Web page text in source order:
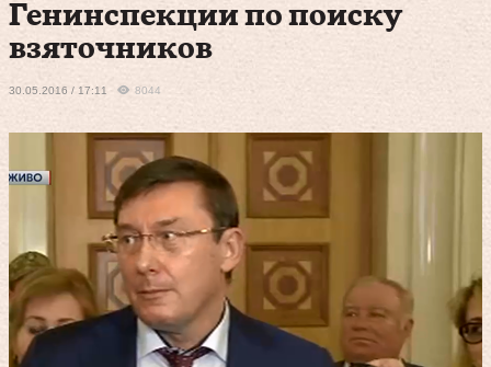
Генинспекции по поиску
взяточников
30.05.2016 / 17:11 8044